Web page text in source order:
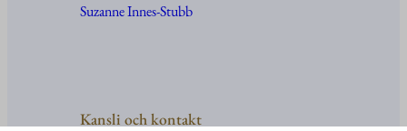
Suzanne Innes-Stubb
Kansli och kontakt